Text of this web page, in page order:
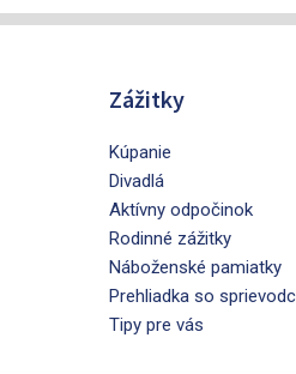
Zážitky
Kúpanie
Divadlá
Aktívny odpočinok
Rodinné zážitky
Náboženské pamiatky
Prehliadka so
Tipy pre vás